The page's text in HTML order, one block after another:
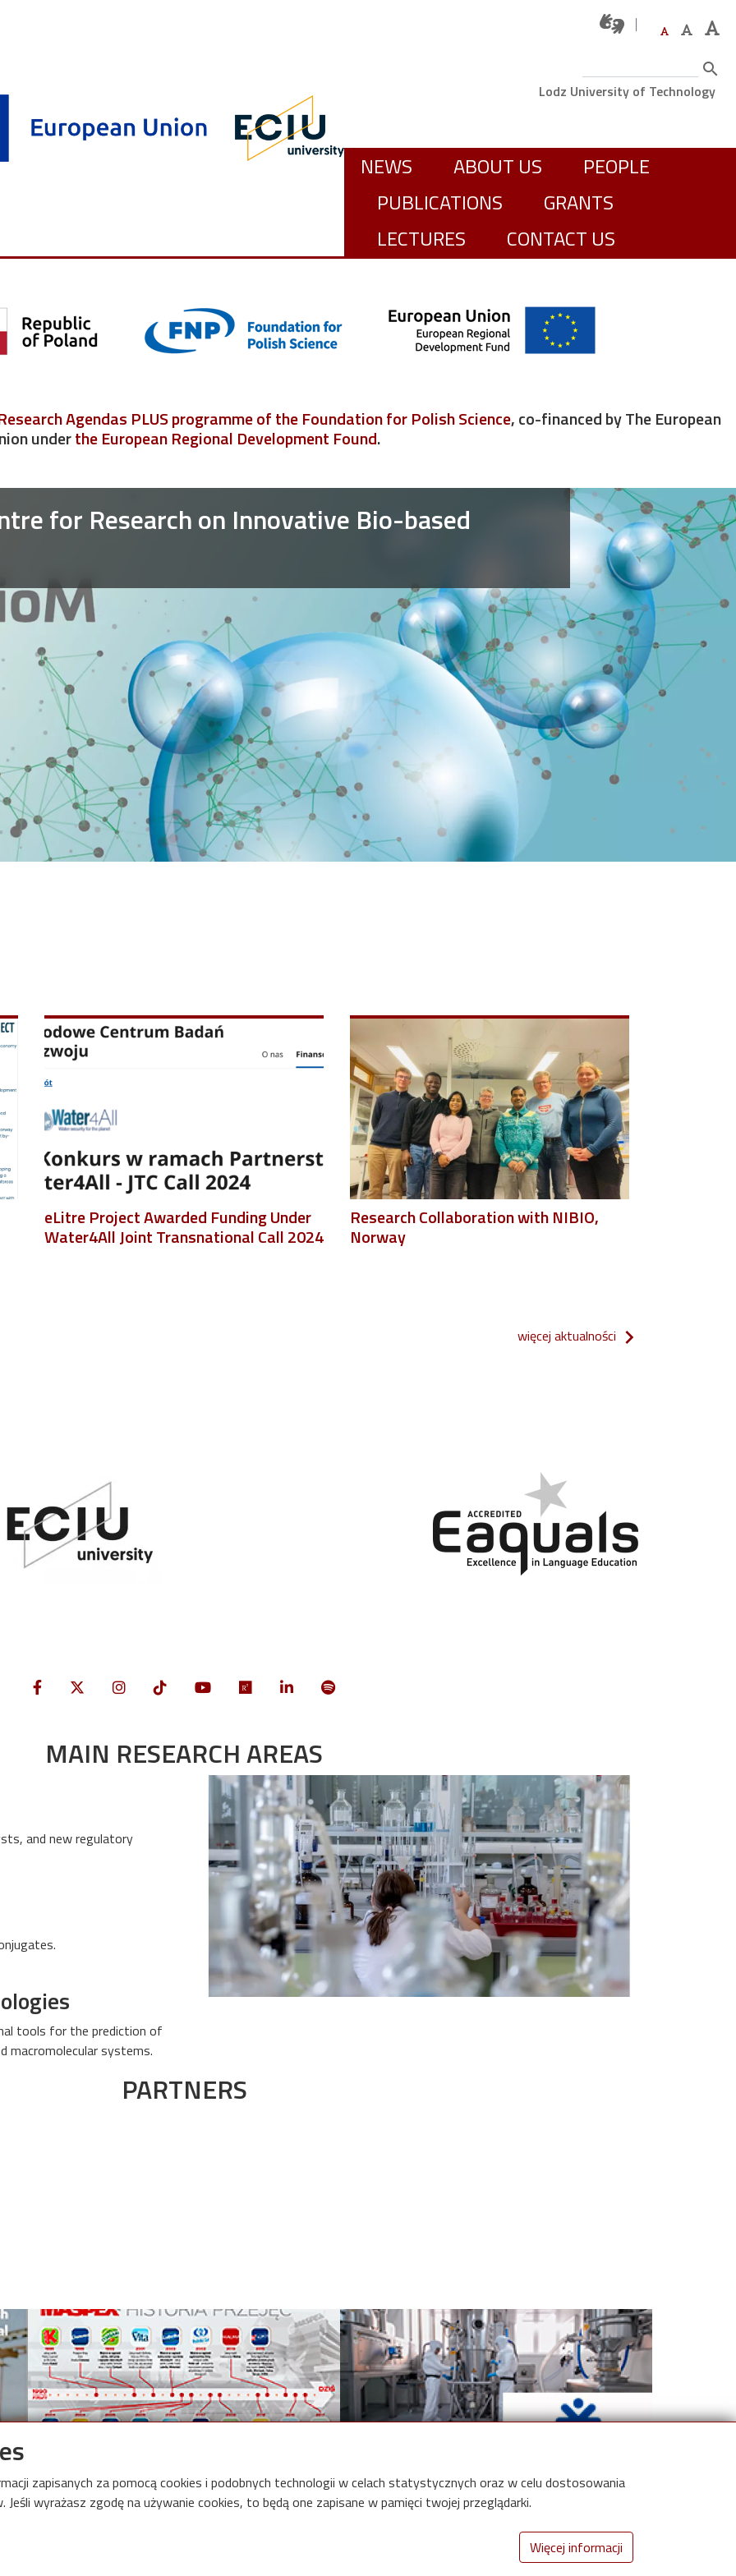
Search
Górne menu
Lodz University of Technology
GŁÓWNA NAWIGACJA
NEWS ABOUT US
PEOPLE
PUBLICATIONS
GRANTS
LECTURES
CONTACT US
Agendas PLUS programme of the Foundation for Polish Science, co-financed by The European
underthe European Regional Development Found.
for Research on Innovative Bio-based
eLitre Project Awarded Funding Under
Water4All Joint Transnational Call 2024
Research Collaboration with NIBIO,
Norway
więcej aktualności
MAIN RESEARCH AREAS
and new regulatory
tools for the prediction of
macromolecular systems.
Image
PARTNERS
Image
Grupa Maspex sp. z o.o sp. k
Image
Adamed Pharma S.A.
zapisanych za pomocą cookies i podobnych technologii w celach statystycznych oraz w celu dostosowania
wyrażasz zgodę na używanie cookies, to będą one zapisane w pamięci twojej przeglądarki.
Więcej informacji